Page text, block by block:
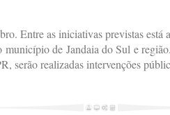
Entre as iniciativas previstas
de Jandaia do Sul e
serão realizadas intervenções